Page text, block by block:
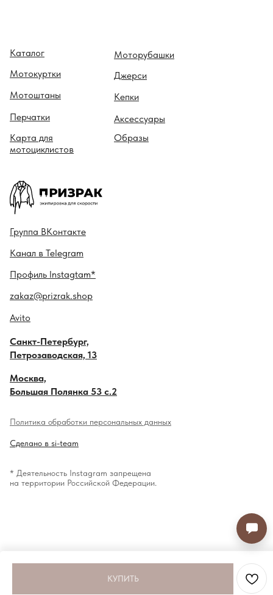
КУПИТЬ
Политика обработки персональных данных
Сделано в si-team
Каталог
Мотокуртки
Мотоштаны
Перчатки
Карта для
мотоциклистов
Моторубашки
Образы
Джерси
Кепки
Аксессуары
Канал в Telegram
* Деятельность Instagram запрещена
на территории Российской Федерации.
Профиль Instagtam*
Гру ппа ВКонтакте
zakaz@prizrak.shop
Москва,
Большая Полянка 53 с.2
Санкт-Петербург,
Петрозаводская, 13
Avito